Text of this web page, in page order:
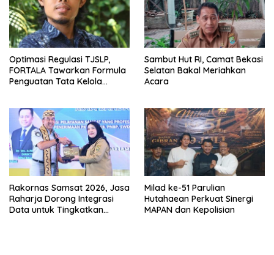
Optimasi Regulasi TJSLP,
FORTALA Tawarkan Formula
Penguatan Tata Kelola
Sambut Hut RI, Camat Bekasi
Selatan Bakal Meriahkan
Acara
Rakornas Samsat 2026, Jasa
Raharja Dorong Integrasi
Data untuk Tingkatkan
Milad ke-51 Parulian
Hutahaean Perkuat Sinergi
MAPAN dan Kepolisian